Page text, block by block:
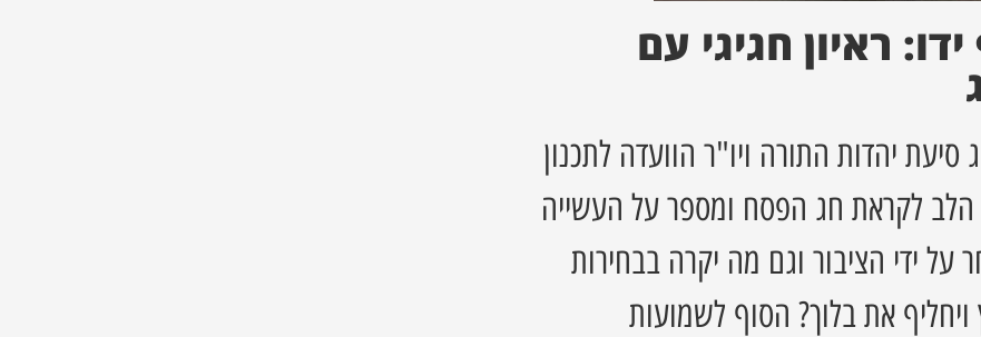
ראיון חגיגי עם
(36) נציג סיעת יהדות התורה ויו"ר הוועדה לתכנון
הלב לקראת חג הפסח ומספר על העשייה
על ידי הציבור וגם מה יקרה בבחירות
את בלוך? הסוף לשמועות